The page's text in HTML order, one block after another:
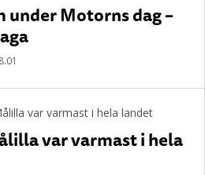
under Motorns dag –
var varmast i hela